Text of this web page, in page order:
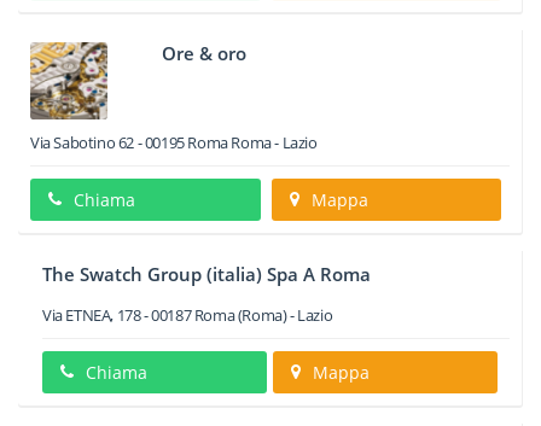
Ore & oro
Via Sabotino 62-00195RomaRoma - Lazio
Chiama Mappa
The Swatch Group (italia) Spa A Roma
Via ETNEA, 178-00187 Roma(Roma) -Lazio
Chiama Mappa